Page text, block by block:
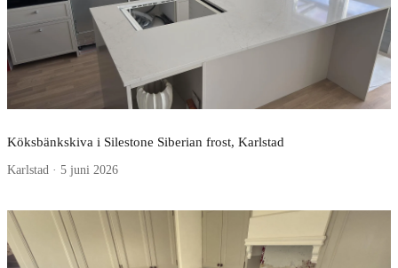
Köksbänkskiva i Silestone Siberian frost, Karlstad
Karlstad · 5 juni 2026